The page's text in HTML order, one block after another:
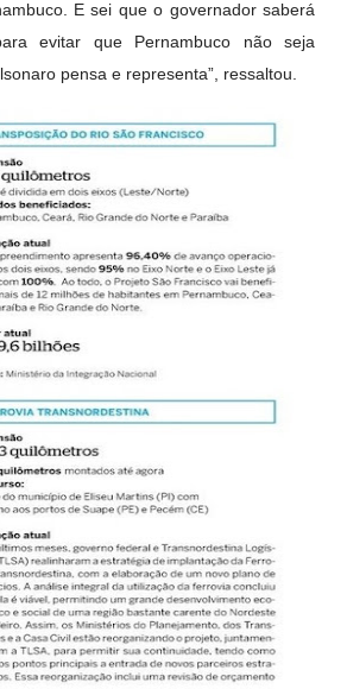
E sei que o governador saberá
evitar que Pernambuco não seja
pensa e representa”, ressaltou.